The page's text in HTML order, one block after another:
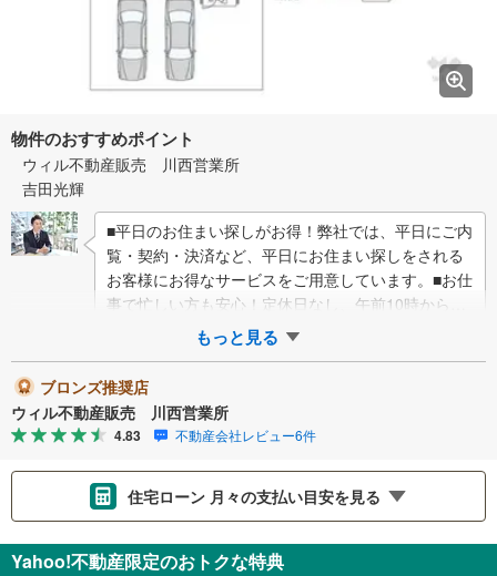
物件のおすすめポイント
ウィル不動産販売 川西営業所
吉田光輝
■平日のお住まい探しがお得！弊社では、平日にご内
覧・契約・決済など、平日にお住まい探しをされる
お客様にお得なサービスをご用意しています。■お仕
事で忙しい方も安心！定休日なし、午前10時から午
後7時まで営業しています。事前にご予約頂…
もっと見る
ブロンズ推奨店
ウィル不動産販売 川西営業所
4.83 不動産会社レビュー6件
住宅ローン 月々の支払い目安を見る
Yahoo!不動産限定のおトクな特典